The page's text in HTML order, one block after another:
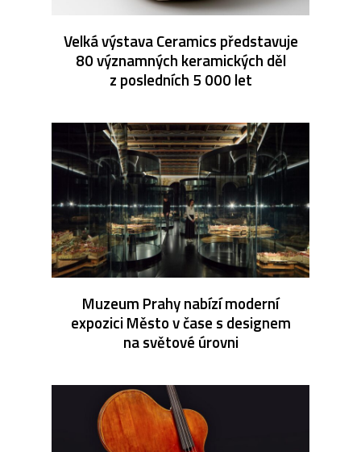
Velká výstava Ceramics představuje
80 významných keramických děl
z posledních 5 000 let
Muzeum Prahy nabízí moderní
expozici Město v čase s designem
na světové úrovni